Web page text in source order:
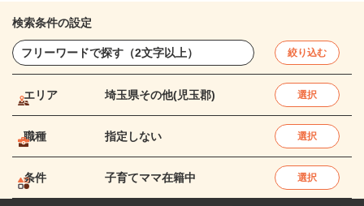
検索条件の設定
絞り込む
エリア 埼玉県その他(児玉郡) 選択
職種 指定しない 選択
条件 子育てママ在籍中 選択